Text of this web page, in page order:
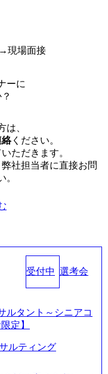
現場面接
ーに
は、
絡ください。
ただきます。
社担当者に直接お問
。
受付中 選考会
ルタント～シニアコ
定】
ルティング